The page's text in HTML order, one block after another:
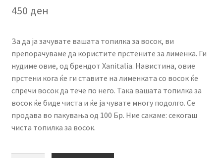
450 ден
За да ја зачувате вашата топилка за восок, ви
препорачуваме да користите прстените за лименка. Ги
нудиме овие, од брендот Xanitalia. Навистина, овие
прстени кога ќе ги ставите на лименката со восок ќе
спречи восок да тече по него. Така вашата топилка за
восок ќе биде чиста и ќе ја чувате многу подолго. Се
продава во пакувања од 100 Бр. Ние сакаме: секогаш
чиста топилка за восок.